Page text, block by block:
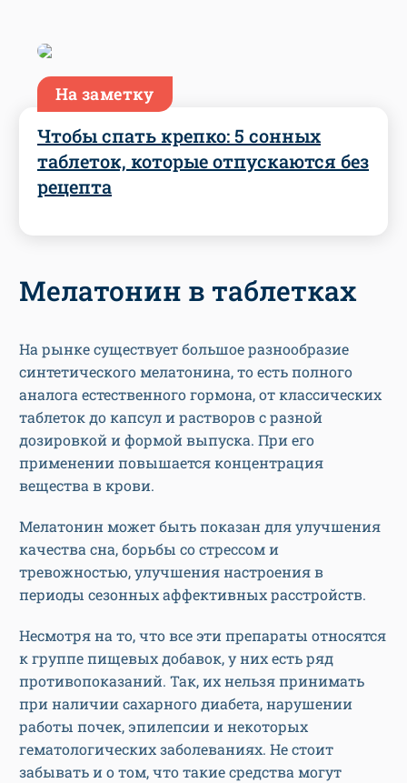
На заметку
Чтобы спать крепко: 5 сонных
таблеток, которые отпускаются без
рецепта
Мелатонин в таблетках
На рынке существует большое разнообразие
синтетического мелатонина, то есть полного
аналога естественного гормона, от классических
таблеток до капсул и растворов с разной
дозировкой и формой выпуска. При его
применении повышается концентрация
вещества в крови.
Мелатонин может быть показан для улучшения
качества сна, борьбы со стрессом и
тревожностью, улучшения настроения в
периоды сезонных аффективных расстройств.
Несмотря на то, что все эти препараты относятся
к группе пищевых добавок, у них есть ряд
противопоказаний. Так, их нельзя принимать
при наличии сахарного диабета, нарушении
работы почек, эпилепсии и некоторых
гематологических заболеваниях. Не стоит
забывать и о том, что такие средства могут